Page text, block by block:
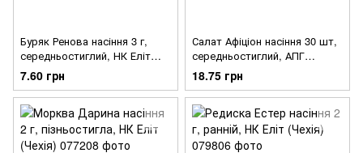
Буряк Ренова насіння 3 г,
середньостиглий, НК Еліт
(Чехія)
7.60 грн
Салат Афіціон насіння 30 шт,
середньостиглий, АПГ
(Голландія)
18.75 грн